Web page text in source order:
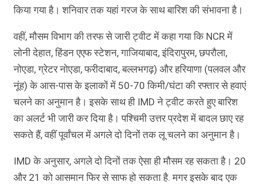
किया गया है। शनिवार तक यहां गरज के साथ बारिश की संभावना है।
वहीं, मौसम विभाग की तरफ से जारी ट्वीट में कहा गया कि NCR में
लोनी देहात, हिंडन एएफ स्टेशन, गाजियाबाद, इंदिरापुरम, छपरौला,
नोएडा, ग्रेटर नोएडा, फरीदाबाद, बल्लभगढ़) और हरियाणा (पलवल और
नूंह) के आस-पास के इलाकों में 50-70 किमी/घंटा की रफ्तार से हवाएं
चलने का अनुमान है। इसके साथ ही IMD ने ट्वीट करते हुए बारिश
का अलर्ट भी जारी कर दिया है। पश्चिमी उत्तर प्रदेश में बादल छाए रह
सकते हैं, वहीं पूर्वांचल में अगले दो दिनों तक लू चलने का अनुमान है।
IMD के अनुसार, अगले दो दिनों तक ऐसा ही मौसम रह सकता है। 20
और 21 को आसमान फिर से साफ हो सकता है. मगर इसके बाद एक